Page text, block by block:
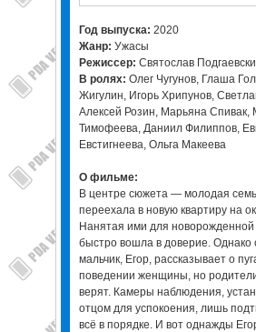
Год выпуска: 2020
Жанр: Ужасы
Режиссер: Святослав
В ролях: Олег Чугунов, Глаша
Жигулин, Игорь Хрипунов,
Алексей Розин, Марьяна Спивак,
Тимофеева, Даниил Филиппов,
Евстигнеева, Ольга Макеева
О фильме:
В центре сюжета — молодая
переехала в новую квартиру на
Нанятая ими для новорожденной
быстро вошла в доверие. Однако
мальчик, Егор, рассказывает о
поведении женщины, но
верят. Камеры наблюдения,
отцом для успокоения, лишь
всё в порядке. И вот однажды